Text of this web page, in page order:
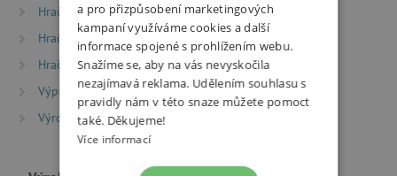
Hračky dle typu
Ženy ženám
Hračky dle věku
Hračky dle věku
Hry a hračky pro děti od 12 let
Výprodej %
Výrobci
Aladine
a pro přizpůsobení marketingových
kampaní využíváme cookies a další
informace spojené s prohlížením webu.
Snažíme se, aby na vás nevyskočila
nezajímavá reklama. Udělením souhlasu s
pravidly nám v této snaze můžete pomoct
také. Děkujeme!
Více informací